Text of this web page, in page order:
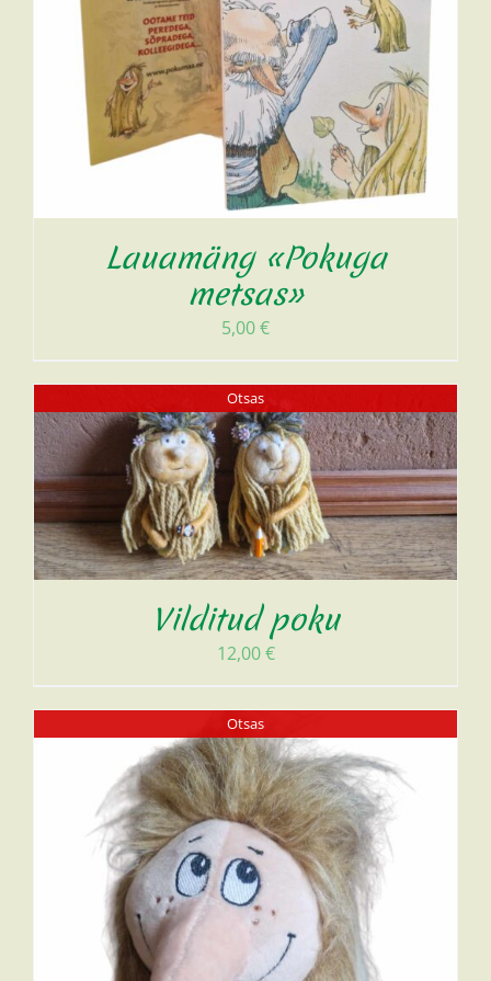
Lauamäng «Pokuga
metsas»
5,00€
Otsas
Vilditud poku
12,00€
Otsas